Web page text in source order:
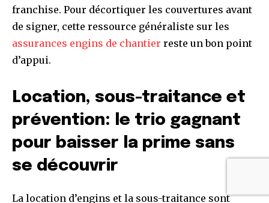
franchise. Pour décortiquer les couvertures avant
de signer, cette ressource généraliste sur les
assurances engins de chantier reste un bon point
d’appui.
Location, sous-traitance et
prévention: le trio gagnant
pour baisser la prime sans
se découvrir
La location d’engins et la sous-traitance sont